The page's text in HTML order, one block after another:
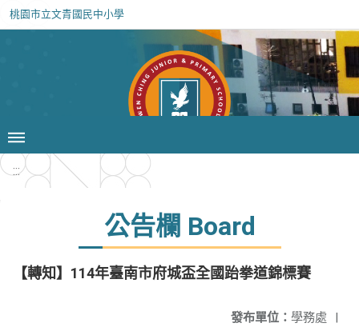
桃園市立文青國民中小學
:::
公告欄 Board
【轉知】114年臺南市府城盃全國跆拳道錦標賽
發布單位： 學務處 |